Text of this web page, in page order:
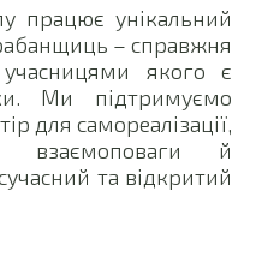
працює унікальний
– справжня
учасницями якого є
Ми підтримуємо
для самореалізації,
взаємоповаги й
та відкритий